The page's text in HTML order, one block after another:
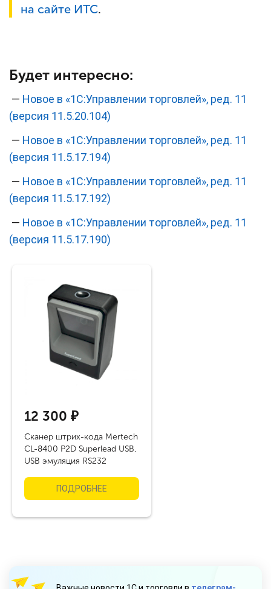
на сайте ИТС.
Будет интересно:
— Новое в «1С:Управлении торговлей», ред. 11
(версия 11.5.20.104)
— Новое в «1С:Управлении торговлей», ред. 11
(версия 11.5.17.194)
— Новое в «1С:Управлении торговлей», ред. 11
(версия 11.5.17.192)
— Новое в «1С:Управлении торговлей», ред. 11
(версия 11.5.17.190)
12 300 ₽
Cканер штрих-кода Mertech
CL-8400 P2D Superlead USB,
USB эмуляция RS232
ПОДРОБНЕЕ